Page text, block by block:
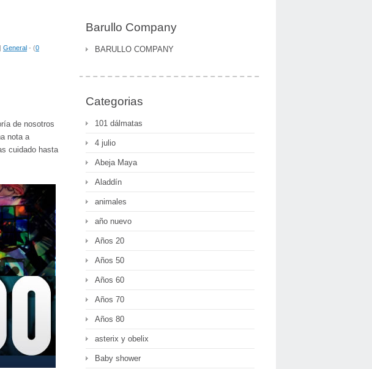
| General - (0
de nosotros
nota a
cuidado hasta
Barullo Company
BARULLO COMPANY
Categorias
101 dálmatas
4 julio
Abeja Maya
Aladdín
animales
año nuevo
Años 20
Años 50
Años 60
Años 70
Años 80
asterix y obelix
Baby shower